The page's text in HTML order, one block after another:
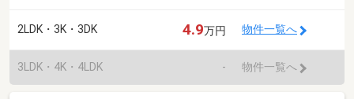
2LDK・3K・3DK 4.9万円 物件一覧へ
3LDK・4K・4LDK - 物件一覧へ